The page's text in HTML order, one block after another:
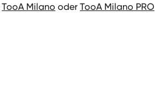
TooA Milano oder TooA Milano PRO